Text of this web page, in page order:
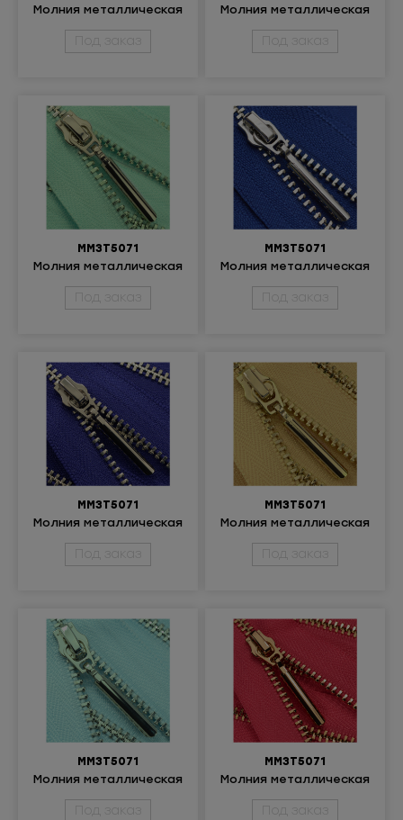
Молния металлическая
разъёмная 3Т
Под заказ
Молния металлическая
неразъемная 3Т
Под заказ
ММ3Т5071
Молния металлическая
неразъемная 3Т
Под заказ
ММ3Т5071
Молния металлическая
неразъемная 3Т
Под заказ
ММ3Т5071
Молния металлическая
неразъемная 3Т
Под заказ
ММ3Т5071
Молния металлическая
неразъёмная 3Т
Под заказ
ММ3Т5071
Молния металлическая
неразъёмная 3Т
Под заказ
ММ3Т5071
Молния металлическая
разъемная 3Т
Под заказ